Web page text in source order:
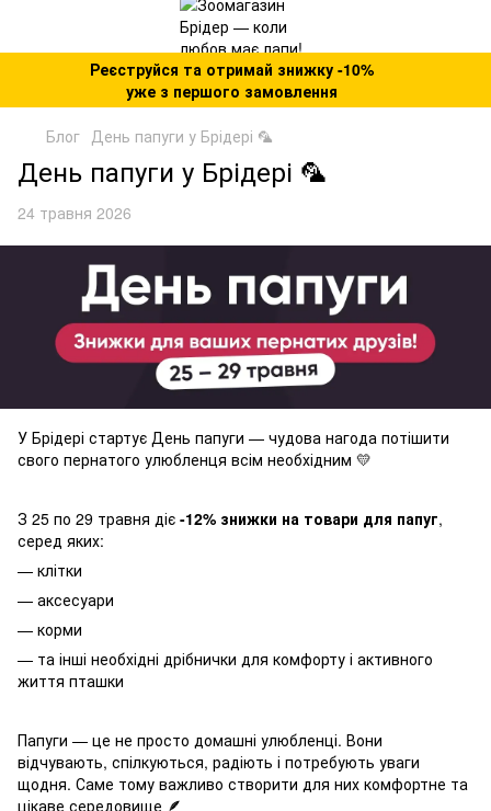
Реєструйся та отримай знижку -10%
уже з першого замовлення
Блог День папуги у Брідері 🦜
День папуги у Брідері 🦜
24 травня 2026
У Брідері стартує День папуги — чудова нагода потішити
свого пернатого улюбленця всім необхідним 💛
З 25 по 29 травня діє -12% знижки на товари для папуг,
серед яких:
— клітки
— аксесуари
— корми
— та інші необхідні дрібнички для комфорту і активного
життя пташки
Папуги — це не просто домашні улюбленці. Вони
відчувають, спілкуються, радіють і потребують уваги
щодня. Саме тому важливо створити для них комфортне та
цікаве середовище 🪶